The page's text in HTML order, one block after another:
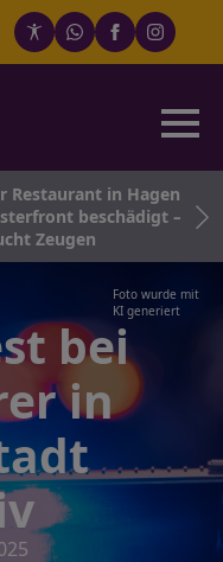
in Hagen-
beschädigt – Polizei
Zeugen
Foto wurde mit
KI generiert
bei
in